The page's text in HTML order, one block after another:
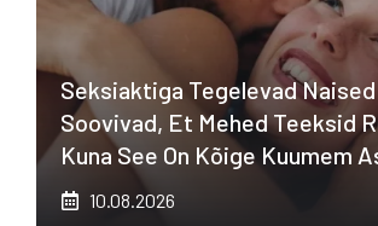
Seksiaktiga Tegelevad Naised
Soovivad, Et Mehed Teeksid
Kuna See On Kõige Kuumem
10.08.2026